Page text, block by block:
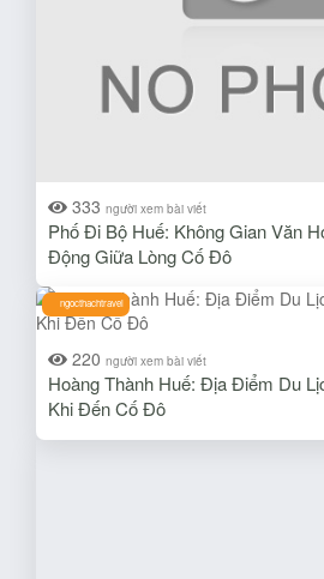
333 người xem bài viết
Phố Đi Bộ Huế: Không Gian Văn
Động Giữa Lòng Cố Đô
ngocthachtravel
220 người xem bài viết
Hoàng Thành Huế: Địa Điểm Du
Khi Đến Cố Đô